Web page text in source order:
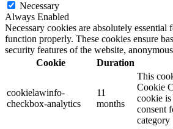
Necessary
Always Enabled
Necessary cookies are absolutely essential
function properly. These cookies ensure
security features of the website,
Cookie
Duration
cookielawinfo-
checkbox-analytics
11
months
This
Cookie
cookie is
consent